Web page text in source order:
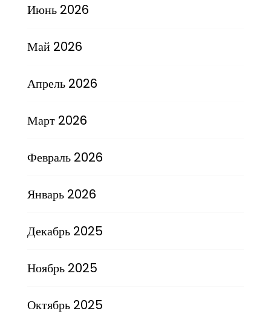
Июнь 2026
Май 2026
Апрель 2026
Март 2026
Февраль 2026
Январь 2026
Декабрь 2025
Ноябрь 2025
Октябрь 2025